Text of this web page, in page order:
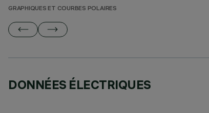
GRAPHIQUES ET COURBES POLAIRES
DONNÉES ÉLECTRIQUES